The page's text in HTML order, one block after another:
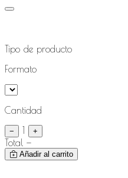
Tipo de producto
Formato
Cantidad
− 1 +
Total —
Añadir al carrito